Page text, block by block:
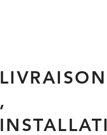
LIVRAISON
,
INSTALLATI